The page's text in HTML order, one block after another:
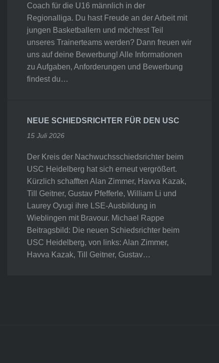
Coach für die U16 männlich in der
Regionalliga. Du hast Freude an der Arbeit mit
jungen Basketballern und möchtest Teil
unseres Trainerteams werden? Dann freuen wir
uns auf deine Bewerbung! Alle Informationen
zu Aufgaben, Anforderungen und Bewerbung
findest du…
NEUE SCHIEDSRICHTER FÜR DEN USC
15 Juli 2026
Der Kreis der Nachwuchsschiedsrichter beim
USC Heidelberg hat sich erneut vergrößert.
Kürzlich schafften Alan Zimmer, Havva Kazak,
Till Geitner, Gustav Pfefferle, William Li und
Laurey Oyugi ihre LSE-Ausbildung in
Wieblingen mit Bravour. Michael Rappe
Beitragsbild: Die neuen Schiedsrichter beim
USC Heidelberg, von links: Alan Zimmer,
Havva Kazak, Till Geitner, Gustav…